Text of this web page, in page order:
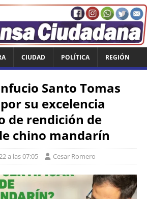
CIUDAD POLÍTICA REGIÓN
Santo Tomas
su excelencia
de rendición de
chino mandarín
a las 07:05 Cesar Romero